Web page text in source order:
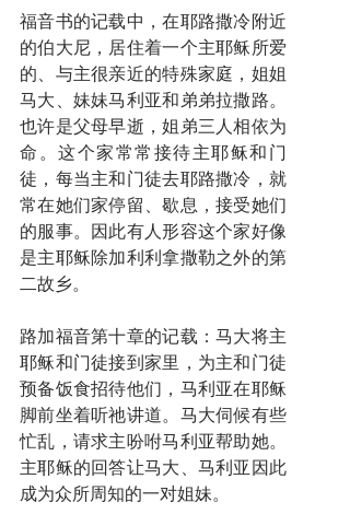
福音书的记载中，在耶路撒冷附近
的伯大尼，居住着一个主耶稣所爱
的、与主很亲近的特殊家庭，姐姐
马大、妹妹马利亚和弟弟拉撒路。
也许是父母早逝，姐弟三人相依为
命。这个家常常接待主耶稣和门
徒，每当主和门徒去耶路撒冷，就
常在她们家停留、歇息，接受她们
的服事。因此有人形容这个家好像
是主耶稣除加利利拿撒勒之外的第
二故乡。
路加福音第十章的记载：马大将主
耶稣和门徒接到家里，为主和门徒
预备饭食招待他们，马利亚在耶稣
脚前坐着听祂讲道。马大伺候有些
忙乱，请求主吩咐马利亚帮助她。
主耶稣的回答让马大、马利亚因此
成为众所周知的一对姐妹。